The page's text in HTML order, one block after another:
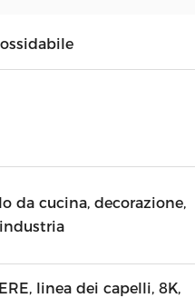
da cucina, decorazione,
linea dei capelli, 8K,